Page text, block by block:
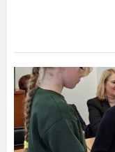
Vėlinių
paminėjimas
„Ramybės
ir
atminimo